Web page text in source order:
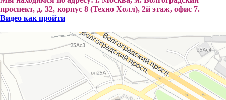
проспект, д. 32, корпус 8 (Техно Холл), 2й этаж, офис 7.
Видео как пройти